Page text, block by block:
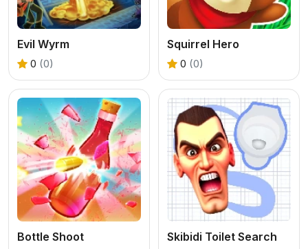
Evil Wyrm
0 (0)
Squirrel Hero
0 (0)
Bottle Shoot Skibidi Toilet Search